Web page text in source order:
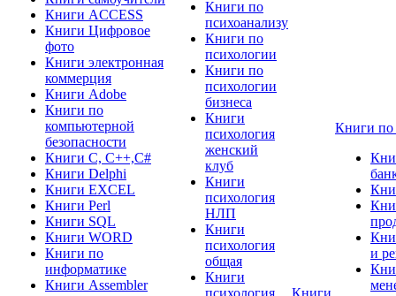
Книги ACCESS
Книги Цифровое
фото
Книги электронная
коммерция
Книги Adobe
Книги по
компьютерной
безопасности
Книги C, C++,С#
Книги Delphi
Книги EXCEL
Книги Perl
Книги SQL
Книги WORD
Книги по
информатике
Книги Assembler
Книги по
психоанализу
Книги по
психологии
Книги по
психологии
бизнеса
Книги
психология
женский
клуб
Книги
психология
НЛП
Книги
психология
общая
Книги
психология
Книги
Книги по
и